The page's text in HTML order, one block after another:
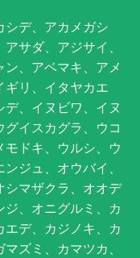
シデ、アカメガシ
サダ、アジサイ、
、アベマキ、アメ
ギリ、イタヤカエ
、イヌビワ、イヌ
イスカグラ、ウコ
ドキ、ウルシ、ウ
ジュ、オウバイ、
シマザクラ、オオデ
、オニグルミ、カ
デ、カジノキ、カ
ズミ、カマツカ、